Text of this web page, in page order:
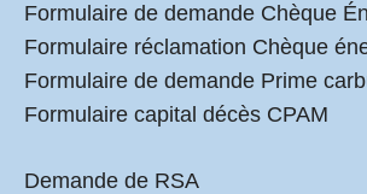
Formulaire de demande Chèque
Formulaire réclamation Chèque
Formulaire de demande Prime
Formulaire capital décès CPAM
Demande de RSA